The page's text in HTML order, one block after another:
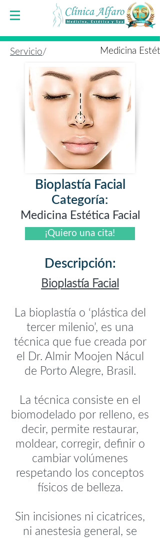
Servicio/ Medicina
Bioplastía Facial
Categoría:
Medicina Estética Facial
¡Quiero una cita!
Descripción:
Bioplastía Facial
La bioplastía o ‘plástica del
tercer milenio’, es una
técnica que fue creada por
el Dr. Almir Moojen Nácul
de Porto Alegre, Brasil.
La técnica consiste en el
biomodelado por relleno, es
decir, permite restaurar,
moldear, corregir, definir o
cambiar volúmenes
respetando los conceptos
físicos de belleza.
Sin incisiones ni cicatrices,
ni anestesia general, se